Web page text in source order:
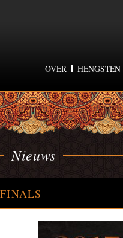
OVER HENGSTEN
Nieuws